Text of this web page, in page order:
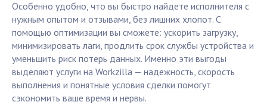
Особенно удобно, что вы быстро найдете исполнителя с
нужным опытом и отзывами, без лишних хлопот. С
помощью оптимизации вы сможете: ускорить загрузку,
минимизировать лаги, продлить срок службы устройства и
уменьшить риск потерь данных. Именно эти выгоды
выделяют услуги на Workzilla — надежность, скорость
выполнения и понятные условия сделки помогут
сэкономить ваше время и нервы.